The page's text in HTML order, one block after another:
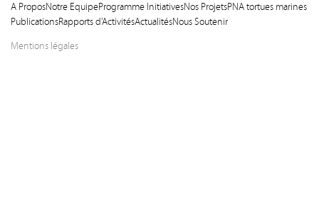
A ProposNotre EquipeProgramme InitiativesNos ProjetsPNA tortues marines
PublicationsRapports d'ActivitésActualitésNous Soutenir
Mentions légales